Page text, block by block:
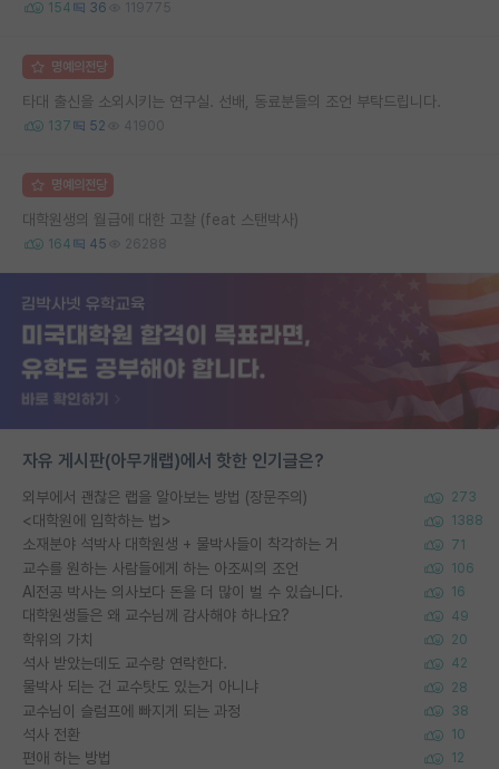
154 36 119775
명예의전당
타대 출신을 소외시키는 연구실. 선배, 동료분들의 조언 부탁드립니다.
137 52 41900
명예의전당
대학원생의 월급에 대한 고찰 (feat 스탠박사)
164 45 26288
자유 게시판(아무개랩)에서 핫한 인기글은?
외부에서 괜찮은 랩을 알아보는 방법 (장문주의) 273
<대학원에 입학하는 법> 1388
소재분야 석박사 대학원생 + 물박사들이 착각하는 거 71
교수를 원하는 사람들에게 하는 아조씨의 조언 106
AI전공 박사는 의사보다 돈을 더 많이 벌 수 있습니다. 16
대학원생들은 왜 교수님께 감사해야 하나요? 49
학위의 가치 20
석사 받았는데도 교수랑 연락한다. 42
물박사 되는 건 교수탓도 있는거 아니냐 28
교수님이 슬럼프에 빠지게 되는 과정 38
석사 전환 10
편애 하는 방법 12